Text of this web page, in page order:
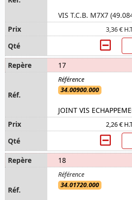
VIS T.C.B. M7X7
3,36 €
17
34.00900.000
JOINT VIS
2,26 €
18
34.01720.000